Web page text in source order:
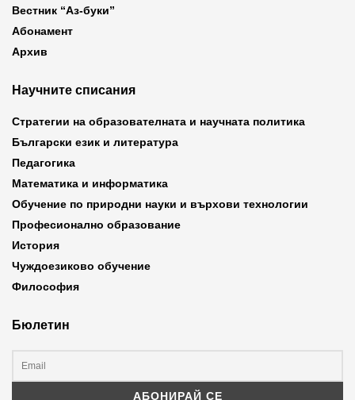
Вестник “Аз-буки”
Абонамент
Архив
Научните списания
Стратегии на образователната и научната политика
Български език и литература
Педагогика
Математика и информатика
Обучение по природни науки и върхови технологии
Професионално образование
История
Чуждоезиково обучение
Философия
Бюлетин